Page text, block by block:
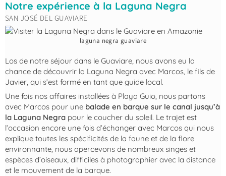
Notre expérience à la Laguna Negra
SAN JOSÉ DEL GUAVIARE
laguna negra guaviare
Los de notre séjour dans le Guaviare, nous avons eu la
chance de découvrir la Laguna Negra avec Marcos, le fils de
Javier, qui s’est formé en tant que guide local.
Une fois nos affaires installées à Playa Guio, nous partons
avec Marcos pour une balade en barque sur le canal jusqu’à
la Laguna Negra pour le coucher du soleil. Le trajet est
l’occasion encore une fois d’échanger avec Marcos qui nous
explique toutes les spécificités de la faune et de la flore
environnante, nous apercevons de nombreux singes et
espèces d’oiseaux, difficiles à photographier avec la distance
et le mouvement de la barque.